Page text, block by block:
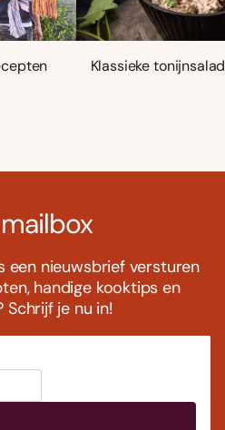
Klassieke
een nieuwsbrief versturen
handige kooktips en
Schrijf je nu in!